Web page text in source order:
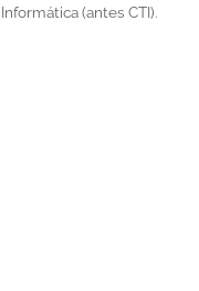
Informática (antes CTI).